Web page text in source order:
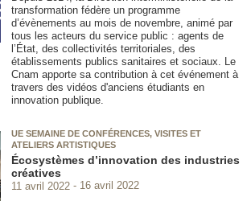
transformation fédère un programme
d’évènements au mois de novembre, animé par
tous les acteurs du service public : agents de
l’État, des collectivités territoriales, des
établissements publics sanitaires et sociaux. Le
Cnam apporte sa contribution à cet événement à
travers des vidéos d'anciens étudiants en
innovation publique.
UE SEMAINE DE CONFÉRENCES, VISITES ET
ATELIERS ARTISTIQUES
Écosystèmes d’innovation des industries
créatives
11 avril 2022
16 avril 2022